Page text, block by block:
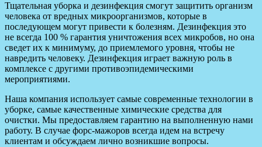
Тщательная уборка и дезинфекция смогут защитить организм
человека от вредных микроорганизмов, которые в
последующем могут привести к болезням. Дезинфекция это
не всегда 100 % гарантия уничтожения всех микробов, но она
сведет их к минимуму, до приемлемого уровня, чтобы не
навредить человеку. Дезинфекция играет важную роль в
комплексе с другими противоэпидемическими
мероприятиями.
Наша компания использует самые современные технологии в
уборке, самые качественные химические средства для
очистки. Мы предоставляем гарантию на выполненную нами
работу. В случае форс-мажоров всегда идем на встречу
клиентам и обсуждаем лично возникшие вопросы.